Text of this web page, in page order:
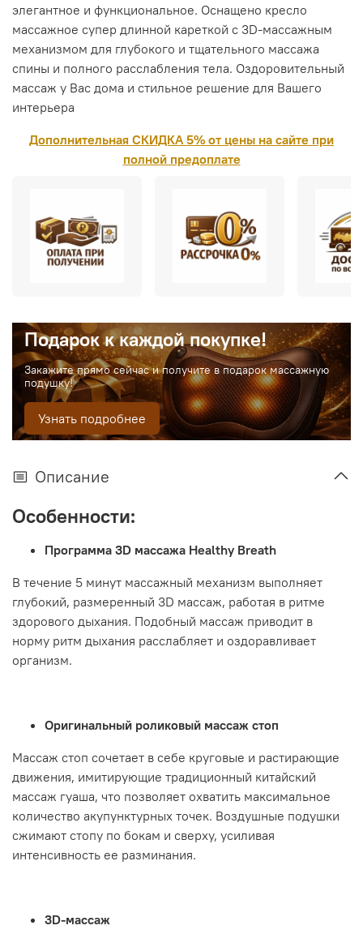
элегантное и функциональное. Оснащено кресло
массажное супер длинной кареткой с 3D-массажным
механизмом для глубокого и тщательного массажа
спины и полного расслабления тела. Оздоровительный
массаж у Вас дома и стильное решение для Вашего
интерьера
Дополнительная СКИДКА 5% от цены на сайте при
полной предоплате
Подарок к каждой покупке!
Закажите прямо сейчас и получите в подарок массажную
подушку!
Узнать подробнее
Описание
Особенности:
Программа 3D массажа Healthy Breath
В течение 5 минут массажный механизм выполняет
глубокий, размеренный 3D массаж, работая в ритме
здорового дыхания. Подобный массаж приводит в
норму ритм дыхания расслабляет и оздоравливает
организм.
Оригинальный роликовый массаж стоп
Массаж стоп сочетает в себе круговые и растирающие
движения, имитирующие традиционный китайский
массаж гуаша, что позволяет охватить максимальное
количество акупунктурных точек. Воздушные подушки
сжимают стопу по бокам и сверху, усиливая
интенсивность ее разминания.
3D-массаж